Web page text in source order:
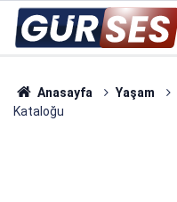
Anasayfa Yaşam
Kataloğu